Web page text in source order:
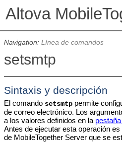
Altova
Navigation: Línea de comandos
setsmtp
Sintaxis y descripción
El comando setsmtppermite
de correo electrónico. Los
a los valores definidos en la pestaña
Antes de ejecutar esta operación
de MobileTogether Server que se